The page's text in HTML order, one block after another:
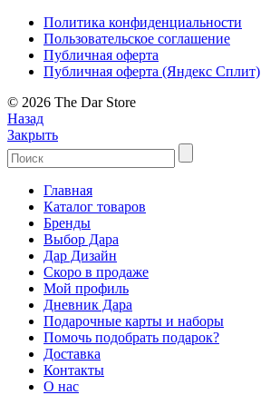
Политика конфиденциальности
Пользовательское соглашение
Публичная оферта
Публичная оферта (Яндекс Сплит)
© 2026 The Dar Store
Назад
Закрыть
Главная
Каталог товаров
Бренды
Выбор Дара
Дар Дизайн
Скоро в продаже
Мой профиль
Дневник Дара
Подарочные карты и наборы
Помочь подобрать подарок?
Доставка
Контакты
О нас